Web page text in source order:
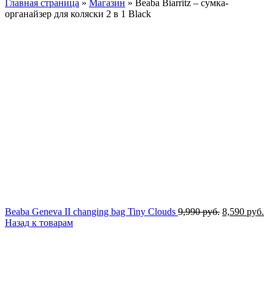
Главная страница » Магазин » Beaba Biarritz – сумка-
органайзер для коляски 2 в 1 Black
Beaba Geneva II changing bag Tiny Clouds 9,990руб. 8,590 руб.
Назад к товарам